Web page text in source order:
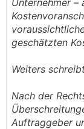
Also wenn
keinerlei
bezahlen zu
Was wäre
sind.
Unternehmer –
geschätzten
Weiters
Nach der
Auftraggeber